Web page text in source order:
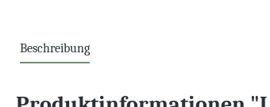
Beschreibung